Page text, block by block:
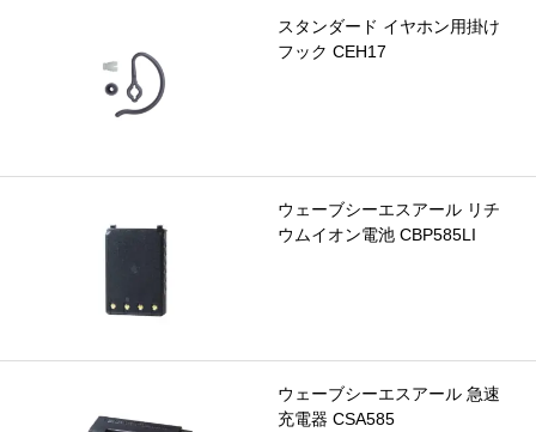
スタンダード イヤホン用掛け
フック CEH17
ウェーブシーエスアール リチ
ウムイオン電池 CBP585LI
ウェーブシーエスアール 急速
充電器 CSA585